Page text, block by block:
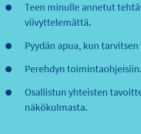
Teen minulle annetut
viivyttelemättä.
Pyydän apua, kun tarvitsen
Perehdyn toimintaohjeisiin.
Osallistun yhteisten
näkökulmasta.